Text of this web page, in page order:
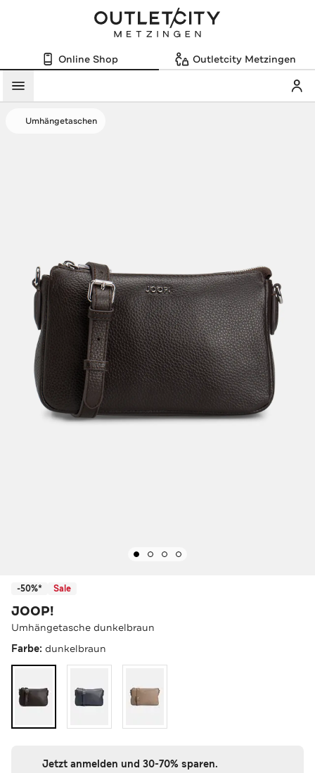
Online Shop Outletcity Metzingen
Menü
Umhängetaschen
-50%* Sale
JOOP!
Umhängetasche dunkelbraun
Farbe: dunkelbraun
Jetzt anmelden und 30-70% sparen.